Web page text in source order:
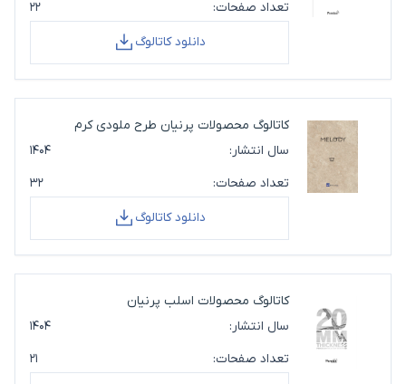
تعداد صفحات:
۲۲
دانلود کاتالوگ
کاتالوگ محصولات پرنیان طرح ملودی کرم
سال انتشار:
۱۴۰۴
تعداد صفحات:
۳۲
دانلود کاتالوگ
کاتالوگ محصولات اسلب پرنیان
سال انتشار:
۱۴۰۴
تعداد صفحات:
۲۱